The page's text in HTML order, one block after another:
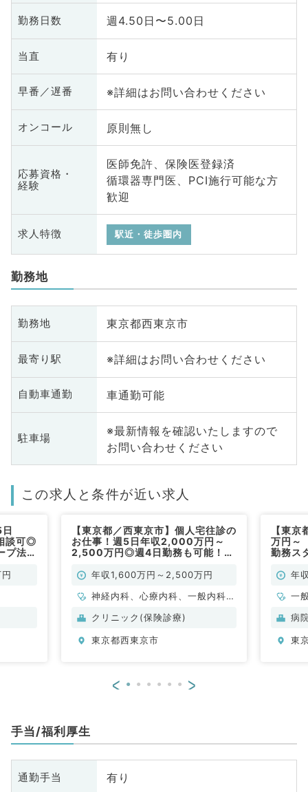
勤務日数 週4.50日〜5.00日
当直 有り
早番／遅番 ※詳細はお問い合わせください
オンコール 原則無し
応募資格・
経験
医師免許、保険医登録済
循環器専門医、PCI施行可能な方
歓迎
求人特徴 駅近・徒歩圏内
勤務地
勤務地 東京都西東京市
最寄り駅 ※詳細はお問い合わせください
自動車通勤 車通勤可能
駐車場
※最新情報を確認いたしますので
お問い合わせください
この求人と条件が近い求人
談可◎
プ法人
／常
【東京都／西東京市】個人宅往診の
お仕事！週5日年収2,000万円～
2,500万円◎週4日勤務も可能！
年収1,600万円～2,500万円
神経内科、心療内科、一般内科、
循環器内科、呼吸器内科、消化器
科、老年内科、膠原病科
クリニック(保険診療)
東京都西東京市
【東
万円～
勤務ス
年
一
科
病
東
< >
手当/福利厚生
通勤手当 有り